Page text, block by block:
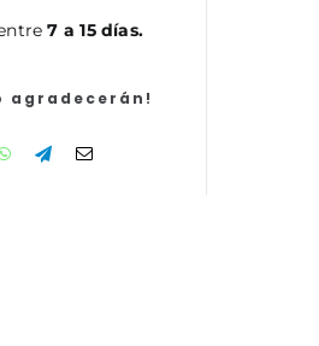
7 a 15 días.
agradecerán!